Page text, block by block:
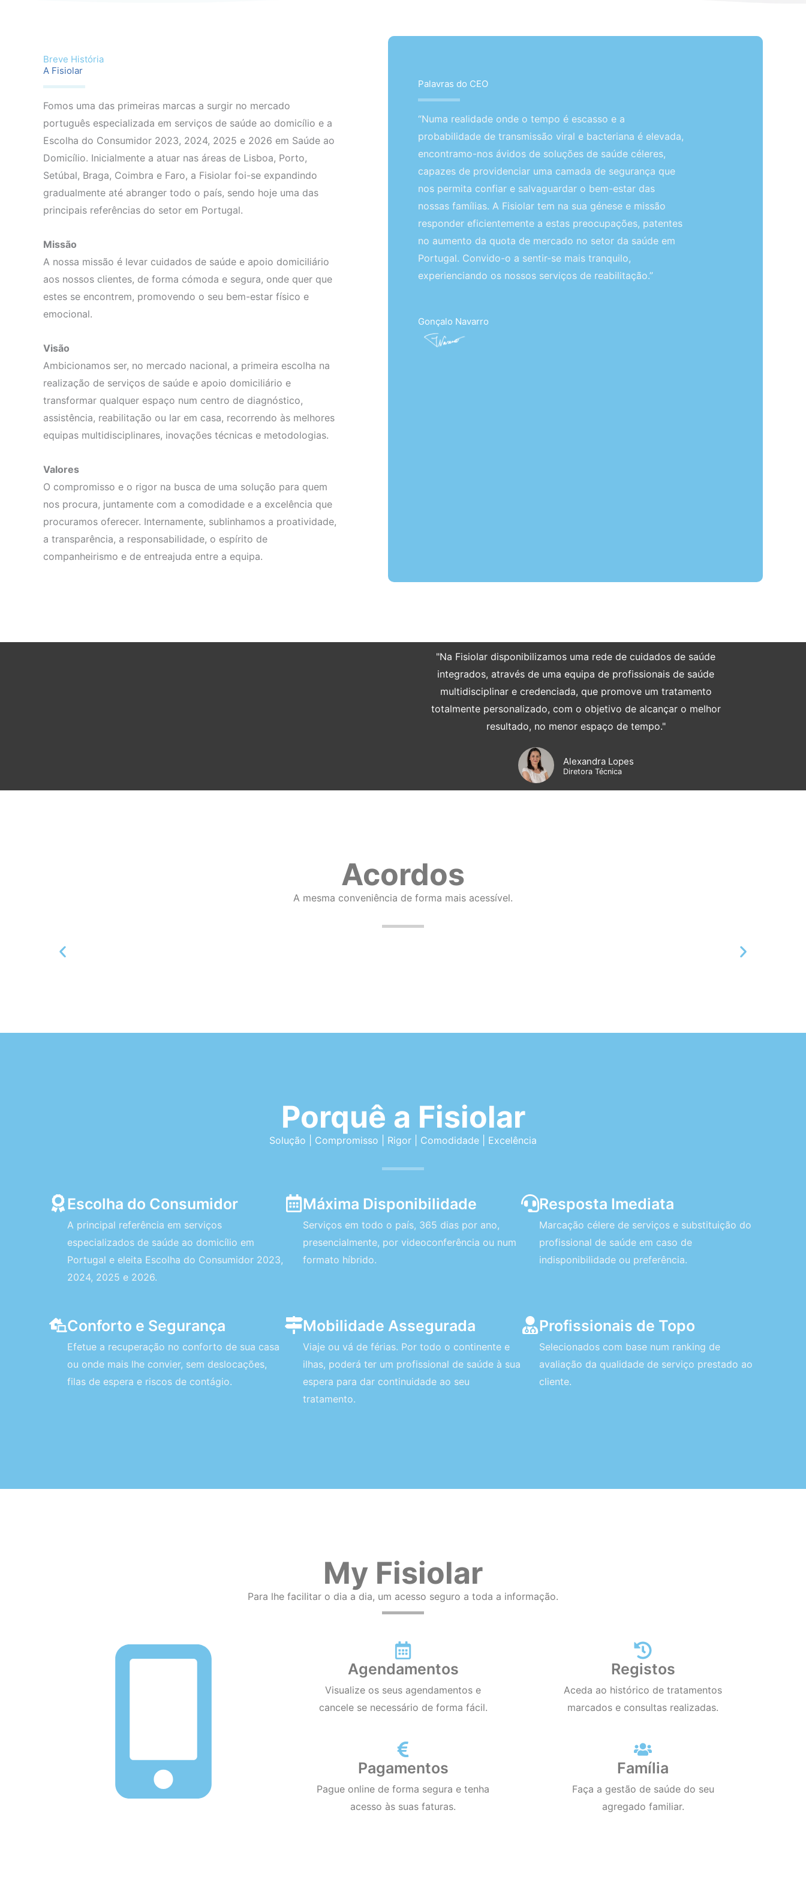
Breve História
A Fisiolar
Fomos uma das primeiras marcas a surgir no mercado
português especializada em serviços de saúde ao domicílio e a
Escolha do Consumidor 2023, 2024, 2025 e 2026 em Saúde ao
Domicílio. Inicialmente a atuar nas áreas de Lisboa, Porto,
Setúbal, Braga, Coimbra e Faro, a Fisiolar foi-se expandindo
gradualmente até abranger todo o país, sendo hoje uma das
principais referências do setor em Portugal.
Missão
A nossa missão é levar cuidados de saúde e apoio domiciliário
aos nossos clientes, de forma cómoda e segura, onde quer que
estes se encontrem, promovendo o seu bem-estar físico e
emocional.
Visão
Ambicionamos ser, no mercado nacional, a primeira escolha na
realização de serviços de saúde e apoio domiciliário e
transformar qualquer espaço num centro de diagnóstico,
assistência, reabilitação ou lar em casa, recorrendo às melhores
equipas multidisciplinares, inovações técnicas e metodologias.
Valores
O compromisso e o rigor na busca de uma solução para quem
nos procura, juntamente com a comodidade e a excelência que
procuramos oferecer. Internamente, sublinhamos a proatividade,
a transparência, a responsabilidade, o espírito de
companheirismo e de entreajuda entre a equipa.
Palavras do CEO
“Numa realidade onde o tempo é escasso e a
probabilidade de transmissão viral e bacteriana é elevada,
encontramo-nos ávidos de soluções de saúde céleres,
capazes de providenciar uma camada de segurança que
nos permita confiar e salvaguardar o bem-estar das
nossas famílias. A Fisiolar tem na sua génese e missão
responder eficientemente a estas preocupações, patentes
no aumento da quota de mercado no setor da saúde em
Portugal. Convido-o a sentir-se mais tranquilo,
experienciando os nossos serviços de reabilitação.”
Gonçalo Navarro
"Na Fisiolar disponibilizamos uma rede de cuidados de saúde
integrados, através de uma equipa de profissionais de saúde
multidisciplinar e credenciada, que promove um tratamento
totalmente personalizado, com o objetivo de alcançar o melhor
resultado, no menor espaço de tempo."
Alexandra Lopes
Diretora Técnica
Acordos
A mesma conveniência de forma mais acessível.
Porquê a Fisiolar
Solução | Compromisso | Rigor | Comodidade | Excelência
Escolha do Consumidor
A principal referência em serviços
especializados de saúde ao domicílio em
Portugal e eleita Escolha do Consumidor 2023,
2024, 2025 e 2026.
Máxima Disponibilidade
Serviços em todo o país, 365 dias por ano,
presencialmente, por videoconferência ou num
formato híbrido.
Resposta Imediata
Marcação célere de serviços e substituição do
profissional de saúde em caso de
indisponibilidade ou preferência.
Conforto e Segurança
Efetue a recuperação no conforto de sua casa
ou onde mais lhe convier, sem deslocações,
filas de espera e riscos de contágio.
Mobilidade Assegurada
Viaje ou vá de férias. Por todo o continente e
ilhas, poderá ter um profissional de saúde à sua
espera para dar continuidade ao seu
tratamento.
Profissionais de Topo
Selecionados com base num ranking de
avaliação da qualidade de serviço prestado ao
cliente.
My Fisiolar
Para lhe facilitar o dia a dia, um acesso seguro a toda a informação.
Agendamentos
Visualize os seus agendamentos e
cancele se necessário de forma fácil.
Pagamentos
Pague online de forma segura e tenha
acesso às suas faturas.
Registos
Aceda ao histórico de tratamentos
marcados e consultas realizadas.
Família
Faça a gestão de saúde do seu
agregado familiar.